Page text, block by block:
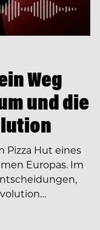
Weg
und die
Pizza Hut eines
Europas. Im